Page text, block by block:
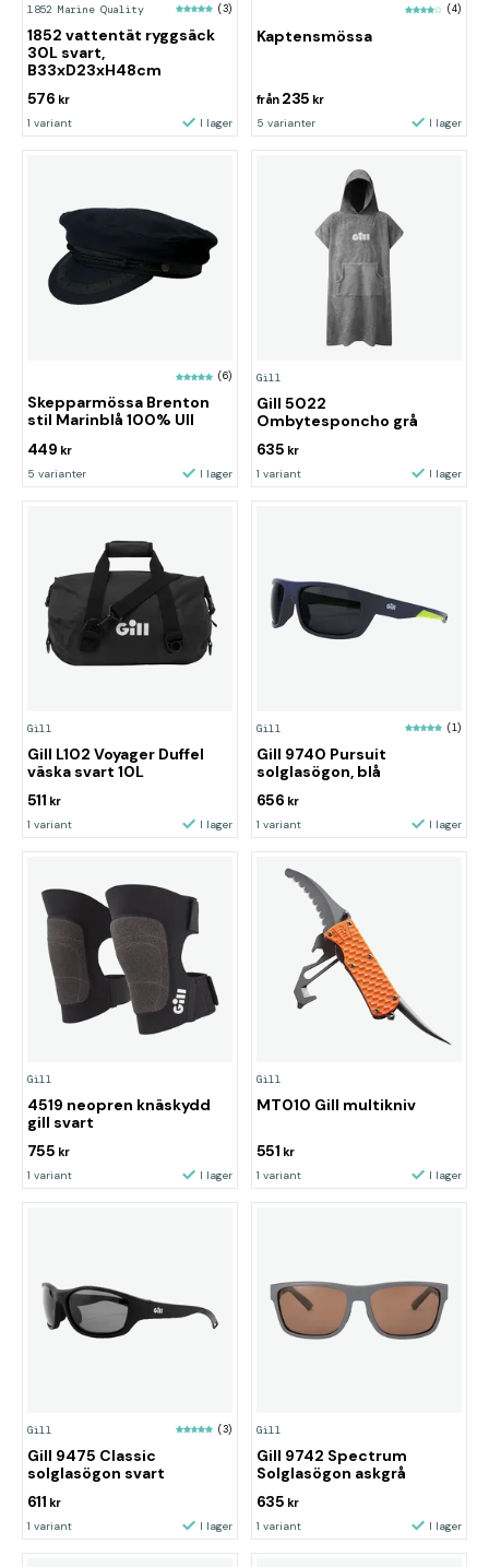
1852 Marine Quality (3)
1852 vattentät ryggsäck
30L svart,
B33xD23xH48cm
576 kr
1 variant I lager
(4)
Kaptensmössa
från 235 kr
5 varianter I lager
(6)
Skepparmössa Brenton
stil Marinblå 100% Ull
449 kr
5 varianter I lager
Gill
Gill 5022
Ombytesponcho grå
635 kr
1 variant I lager
Gill
Gill L102 Voyager Duffel
väska svart 10L
511 kr
1 variant I lager
Gill (1)
Gill 9740 Pursuit
solglasögon, blå
656 kr
1 variant I lager
Gill
4519 neopren knäskydd
gill svart
755 kr
1 variant I lager
Gill
MT010 Gill multikniv
551 kr
1 variant I lager
Gill (3)
Gill 9475 Classic
solglasögon svart
611 kr
1 variant I lager
Gill
Gill 9742 Spectrum
Solglasögon askgrå
635 kr
1 variant I lager